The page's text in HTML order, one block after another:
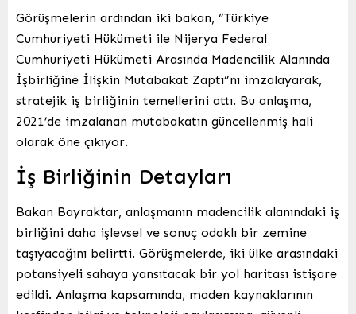
Görüşmelerin ardından iki bakan, “Türkiye
Cumhuriyeti Hükümeti ile Nijerya Federal
Cumhuriyeti Hükümeti Arasında Madencilik Alanında
İşbirliğine İlişkin Mutabakat Zaptı”nı imzalayarak,
stratejik iş birliğinin temellerini attı. Bu anlaşma,
2021’de imzalanan mutabakatın güncellenmiş hali
olarak öne çıkıyor.
İş Birliğinin Detayları
Bakan Bayraktar, anlaşmanın madencilik alanındaki iş
birliğini daha işlevsel ve sonuç odaklı bir zemine
taşıyacağını belirtti. Görüşmelerde, iki ülke arasındaki
potansiyeli sahaya yansıtacak bir yol haritası istişare
edildi. Anlaşma kapsamında, maden kaynaklarının